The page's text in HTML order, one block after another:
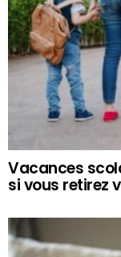
Vacances
si vous retirez